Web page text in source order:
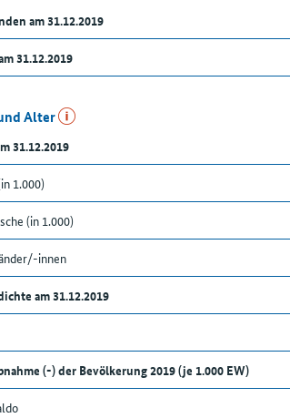
am 31.12.2019
31.12.2019
Alter
31.12.2019
1.000)
(in 1.000)
innen
am 31.12.2019
(-) der Bevölkerung 2019 (je 1.000 EW)